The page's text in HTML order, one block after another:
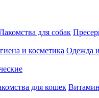
для собак
и косметика Одежда
для кошек